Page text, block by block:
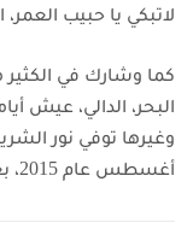
لاتبكي يا حبيب
كما وشارك في
البحر، الدالي، عيش
وغيرها توفي نور
أغسطس عام 2015، بعد معاناة مع مرض سرطان الرئة.